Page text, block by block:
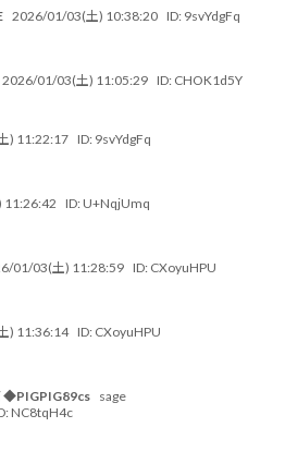
2026/01/03(土) 10:38:20 ID: 9svYdgFq
2026/01/03(土) 11:05:29 ID: CHOK1d5Y
) 11:22:17 ID: 9svYdgFq
11:26:42 ID: U+NqjUmq
01/03(土) 11:28:59 ID: CXoyuHPU
) 11:36:14 ID: CXoyuHPU
◆PIGPIG89cs sage
NC8tqH4c